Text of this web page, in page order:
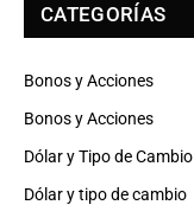
CATEGORÍAS
Bonos y Acciones
Bonos y Acciones
Dólar y Tipo de Cambio
Dólar y tipo de cambio